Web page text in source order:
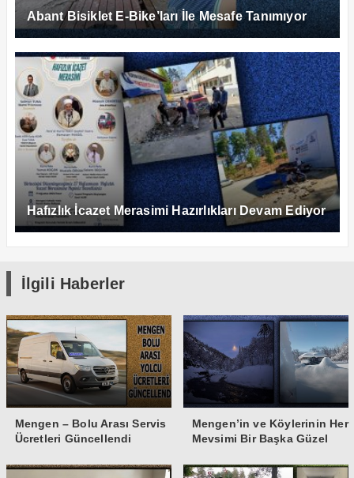
Abant Bisiklet E-Bike’ları İle Mesafe Tanımıyor
Hafızlık İcazet Merasimi Hazırlıkları Devam Ediyor
İlgili Haberler
Mengen – Bolu Arası Servis
Ücretleri Güncellendi
Mengen’in ve Köylerinin Her
Mevsimi Bir Başka Güzel